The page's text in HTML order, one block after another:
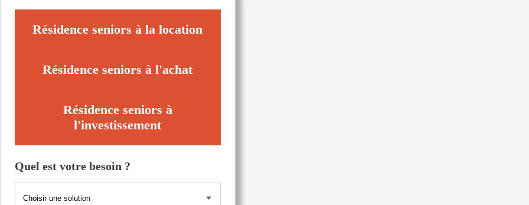
Résidence seniors à la location
Résidence seniors à l'achat
Résidence seniors à
l'investissement
Quel est votre besoin ?